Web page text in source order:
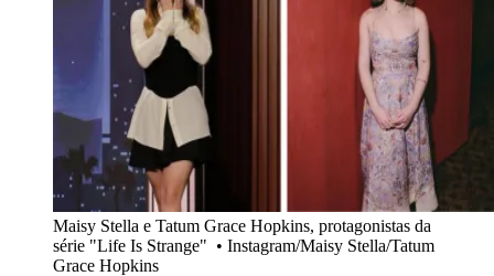
Maisy Stella e Tatum Grace Hopkins, protagonistas da
série "Life Is Strange" • Instagram/Maisy Stella/Tatum
Grace Hopkins